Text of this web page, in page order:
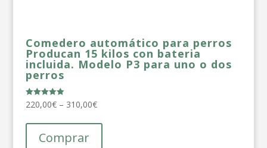
Comedero automático para perros
Producan 15 kilos con bateria
incluida. Modelo P3 para uno o dos
perros
Note
5.00
220,00€– 310,00€
Comprar